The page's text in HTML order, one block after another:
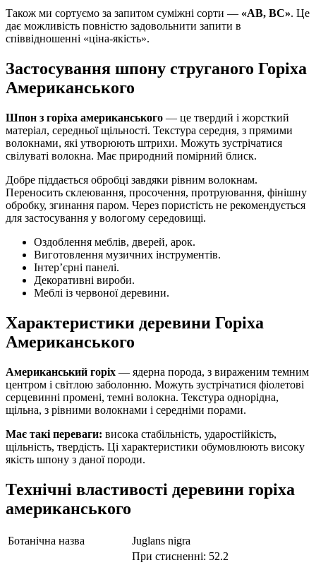
Також ми сортуємо за запитом суміжні сорти — «АВ, ВС». Це
дає можливість повністю задовольнити запити в
співвідношенні «ціна-якість».
Застосування шпону струганого Горіха
Американського
Шпон з горіха американського — це твердий і жорсткий
матеріал, середньої щільності. Текстура середня, з прямими
волокнами, які утворюють штрихи. Можуть зустрічатися
свілуваті волокна. Має природний помірний блиск.
Добре піддається обробці завдяки рівним волокнам.
Переносить склеювання, просочення, протруювання, фінішну
обробку, згинання паром. Через пористість не рекомендується
для застосування у вологому середовищі.
Оздоблення меблів, дверей, арок.
Виготовлення музичних інструментів.
Інтер’єрні панелі.
Декоративні вироби.
Меблі із червоної деревини.
Характеристики деревини Горіха
Американського
Американський горіх — ядерна порода, з вираженим темним
центром і світлою заболонню. Можуть зустрічатися фіолетові
серцевинні промені, темні волокна. Текстура однорідна,
щільна, з рівними волокнами і середніми порами.
Має такі переваги: висока стабільність, ударостійкість,
щільність, твердість. Ці характеристики обумовлюють високу
якість шпону з даної породи.
Технічні властивості деревини горіха
американського
Ботанічна назва Juglans nigra
При стисненні: 52.2